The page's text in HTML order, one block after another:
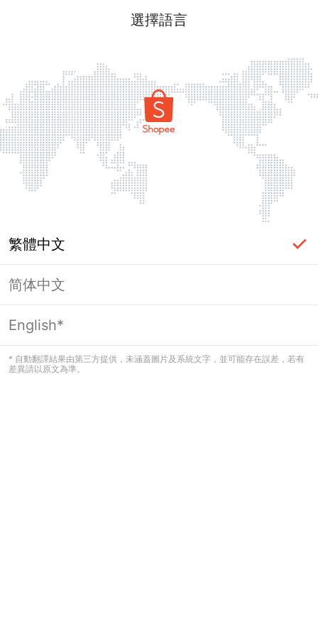
頁面無法顯示
發生錯誤！請登入並再試一次或回到主
選擇語言
繁體中文
简体中文
English*
* 自動翻譯結果由第三方提供，未涵蓋圖片及系統文字，並可能存在誤差，若有
差異請以原文為準。